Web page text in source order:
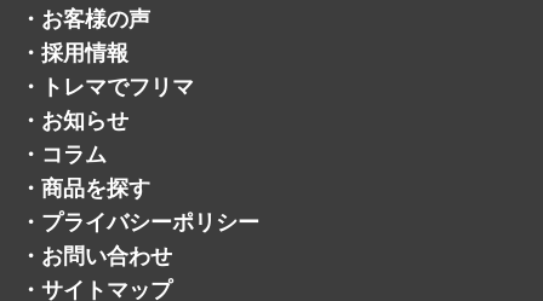
・ お客様の声
・ 採用情報
・
トレマでフリマ
・ お知らせ
・ コラム
・ 商品を探す
・ プライバシーポリシー
・ お問い合わせ
・ サイトマップ